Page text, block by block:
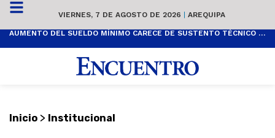
VIERNES, 7 DE AGOSTO DE 2026 | AREQUIPA
AUMENTO DEL SUELDO MÍNIMO CARECE DE SUSTENTO TÉCNICO Y ES POPULISTA
Inicio > Institucional